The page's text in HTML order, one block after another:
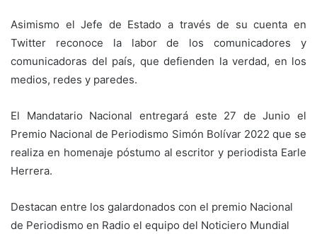
Asimismo el Jefe de Estado a través de su cuenta en
Twitter reconoce la labor de los comunicadores y
comunicadoras del país, que defienden la verdad, en los
medios, redes y paredes.
El Mandatario Nacional entregará este 27 de Junio el
Premio Nacional de Periodismo Simón Bolívar 2022 que se
realiza en homenaje póstumo al escritor y periodista Earle
Herrera.
Destacan entre los galardonados con el premio Nacional
de Periodismo en Radio el equipo del Noticiero Mundial